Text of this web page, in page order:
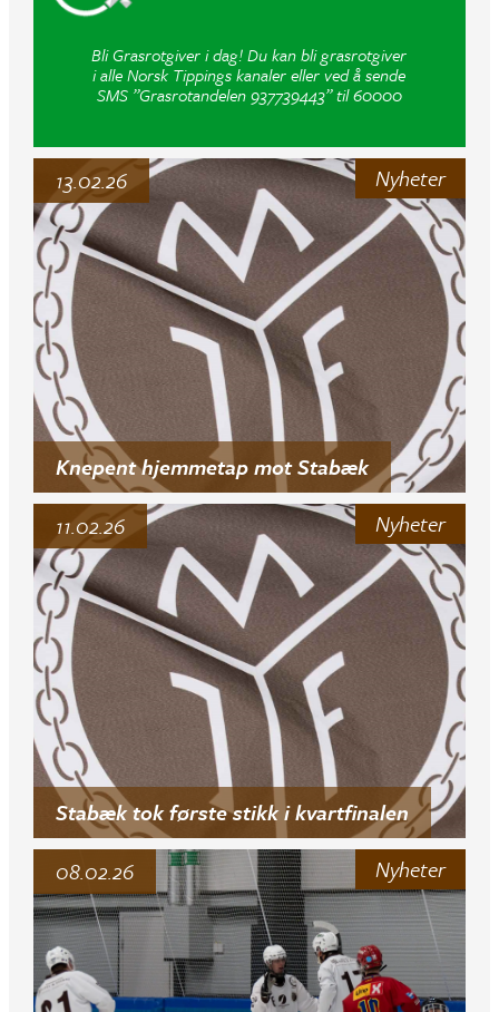
Bli Grasrotgiver i dag! Du kan bli grasrotgiver
i alle Norsk Tippings kanaler eller ved å sende
SMS ”Grasrotandelen 937739443” til 60000
Nyheter
Knepent hjemmetap mot Stabæk
13.02.26
Nyheter
Stabæk tok første stikk i kvartfinalen
11.02.26
Nyheter
08.02.26